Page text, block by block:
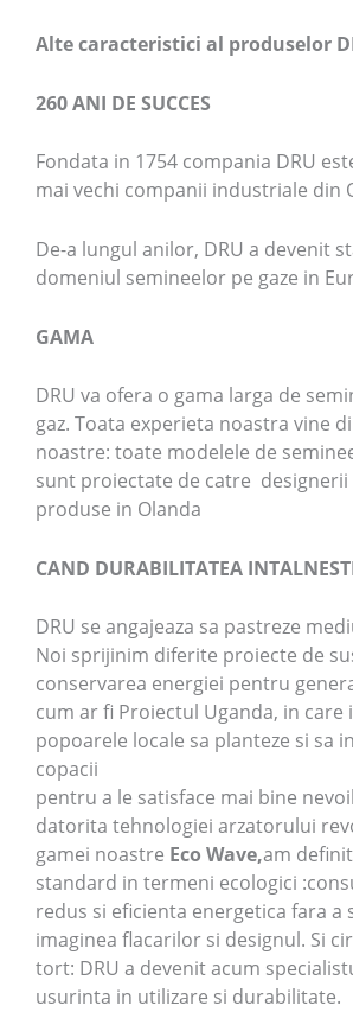
Alte caracteristici al produselor
260 ANI DE SUCCES
Fondata in 1754 compania DRU
mai vechi companii industriale din
De-a lungul anilor, DRU a devenit
domeniul semineelor pe gaze in
GAMA
DRU va ofera o gama larga de
gaz. Toata experieta noastra vine
noastre: toate modelele de
sunt proiectate de catre
produse in Olanda
CAND DURABILITATEA
DRU se angajeaza sa pastreze
Noi sprijinim diferite proiecte de
conservarea energiei pentru
cum ar fi Proiectul Uganda, in care
popoarele locale sa planteze si sa
copacii
pentru a le satisface mai bine
datorita tehnologiei arzatorului
gamei noastre Eco Wave,am
standard in termeni ecologici
redus si eficienta energetica fara a
imaginea flacarilor si designul. Si
tort: DRU a devenit acum
usurinta in utilizare si durabilitate.